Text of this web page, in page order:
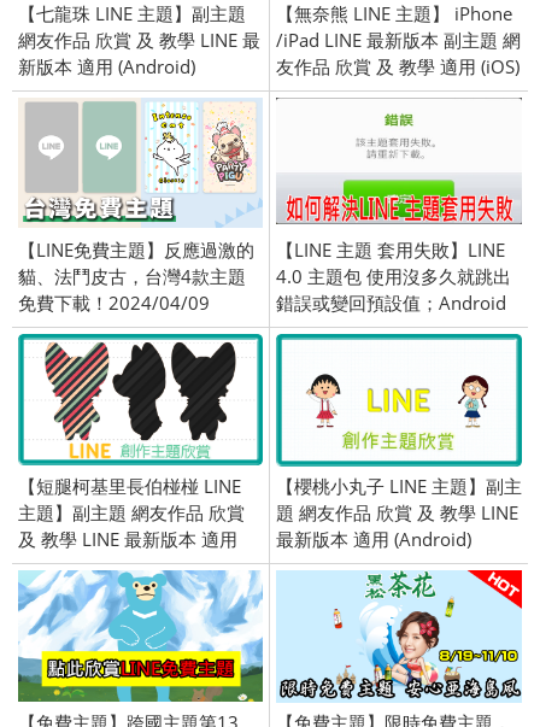
【七龍珠 LINE 主題】副主題
網友作品 欣賞 及 教學 LINE 最
新版本 適用 (Android)
【無奈熊 LINE 主題】 iPhone
/iPad LINE 最新版本 副主題 網
友作品 欣賞 及 教學 適用 (iOS)
【LINE免費主題】反應過激的
貓、法鬥皮古，台灣4款主題
免費下載！2024/04/09
【LINE 主題 套用失敗】LINE
4.0 主題包 使用沒多久就跳出
錯誤或變回預設值；Android
LINE 4.0 主題
【短腿柯基里長伯椪椪 LINE
主題】副主題 網友作品 欣賞
及 教學 LINE 最新版本 適用
(Android)
【櫻桃小丸子 LINE 主題】副主
題 網友作品 欣賞 及 教學 LINE
最新版本 適用 (Android)
【免費主題】跨國主題第13
【免費主題】限時免費主題，